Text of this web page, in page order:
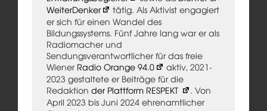
WeiterDenker
tätig. Als Aktivist engagiert
er sich für einen Wandel des
Bildungssystems. Fünf Jahre lang war er als
Radiomacher und
Sendungsverantwortlicher für das freie
Wiener Radio Orange 94.0
aktiv, 2021-
2023 gestaltete er Beiträge für die
Redaktion der Plattform RESPEKT
. Von
April 2023 bis Juni 2024 ehrenamtlicher